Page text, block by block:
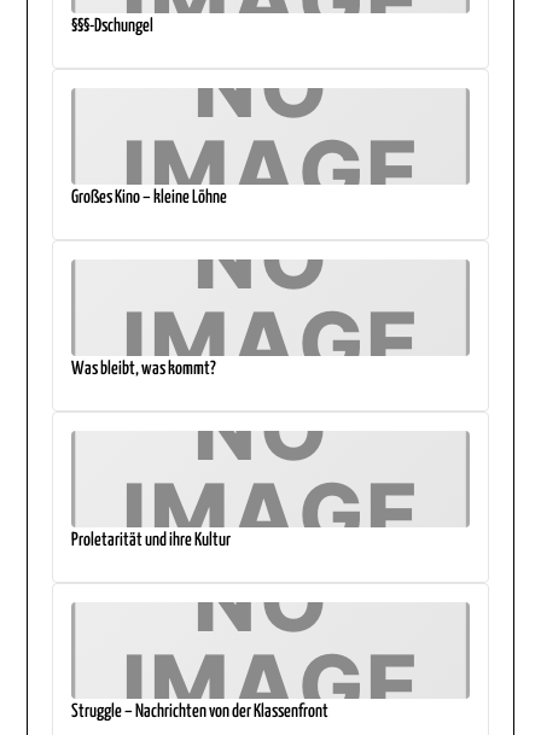
§§§-Dschungel
Großes Kino – kleine Löhne
Was bleibt, was kommt?
Proletarität und ihre Kultur
Struggle – Nachrichten von der Klassenfront